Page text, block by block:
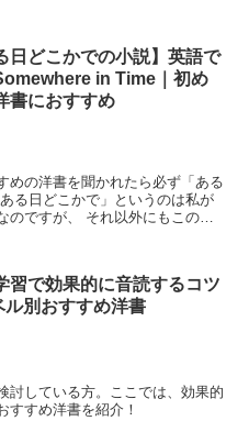
日どこかでの小説】英語で
in Time｜初め
書におすすめ
めの洋書を聞かれたら必ず「ある
のですが、 それ以外にもこの作
習で効果的に音読するコツ
ル別おすすめ洋書
討している方。ここでは、効果的
すすめ洋書を紹介！